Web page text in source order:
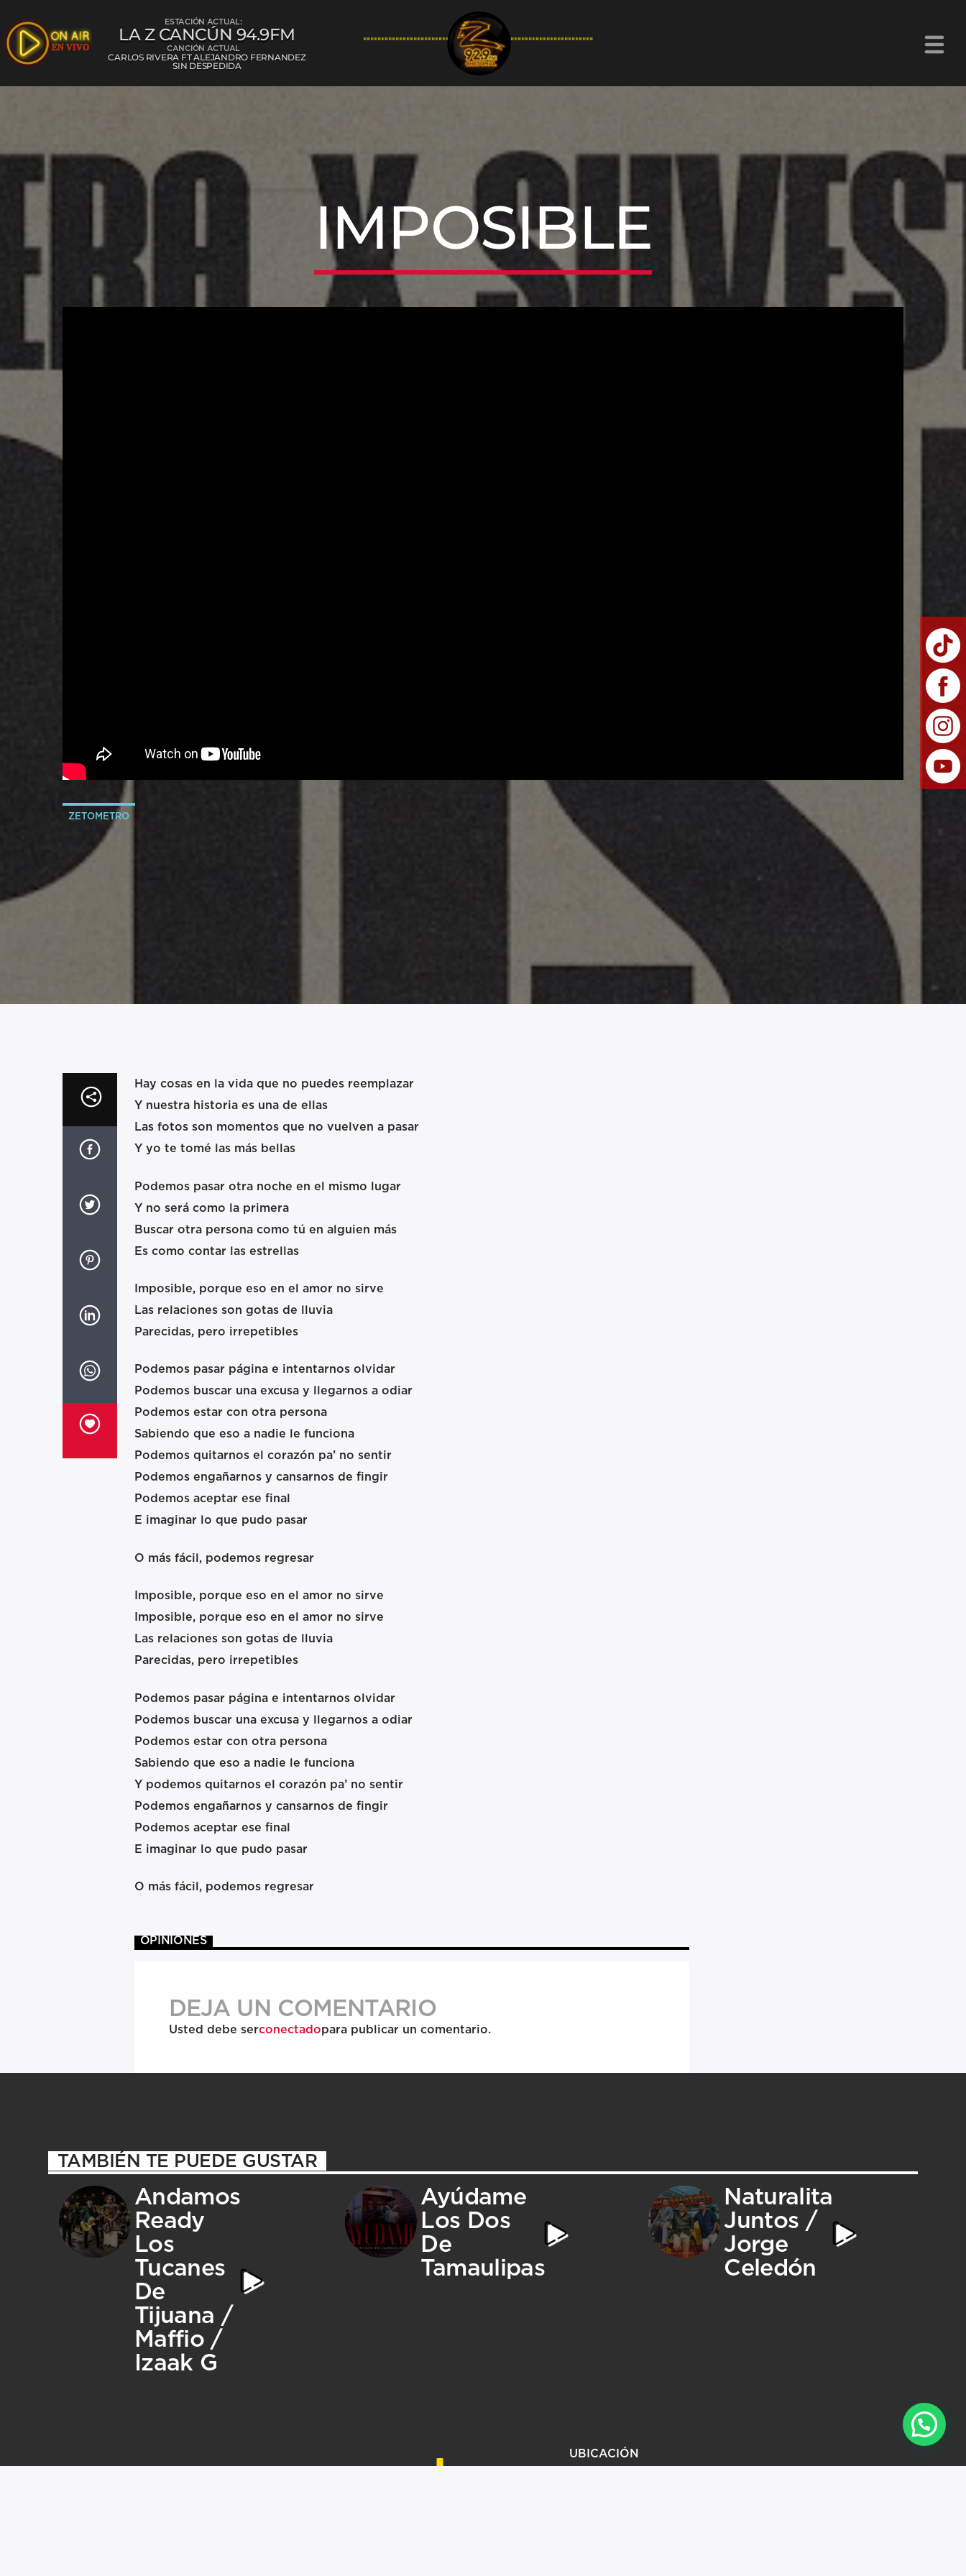
ESTACIÓN ACTUAL:
LA Z CANCÚN 94.9FM
CANCIÓN ACTUAL
CARLOS RIVERA FT ALEJANDRO FERNANDEZ
SIN DESPEDIDA
IMPOSIBLE
ZETOMETRO
Hay cosas en la vida que no puedes reemplazar
Y nuestra historia es una de ellas
Las fotos son momentos que no vuelven a pasar
Y yo te tomé las más bellas
Podemos pasar otra noche en el mismo lugar
Y no será como la primera
Buscar otra persona como tú en alguien más
Es como contar las estrellas
Imposible, porque eso en el amor no sirve
Las relaciones son gotas de lluvia
Parecidas, pero irrepetibles
Podemos pasar página e intentarnos olvidar
Podemos buscar una excusa y llegarnos a odiar
Podemos estar con otra persona
Sabiendo que eso a nadie le funciona
Podemos quitarnos el corazón pa’ no sentir
Podemos engañarnos y cansarnos de fingir
Podemos aceptar ese final
E imaginar lo que pudo pasar
O más fácil, podemos regresar
Imposible, porque eso en el amor no sirve
Imposible, porque eso en el amor no sirve
Las relaciones son gotas de lluvia
Parecidas, pero irrepetibles
Podemos pasar página e intentarnos olvidar
Podemos buscar una excusa y llegarnos a odiar
Podemos estar con otra persona
Sabiendo que eso a nadie le funciona
Y podemos quitarnos el corazón pa’ no sentir
Podemos engañarnos y cansarnos de fingir
Podemos aceptar ese final
E imaginar lo que pudo pasar
O más fácil, podemos regresar
OPINIONES
DEJA UN COMENTARIO
Usted debe serconectadopara publicar un comentario.
TAMBIÉN TE PUEDE GUSTAR
Andamos
Ready
Los
Tucanes
De
Tijuana /
Maffio /
Izaak G
Ayúdame
Los Dos
De
Tamaulipas
Naturalita
Juntos /
Jorge
Celedón
UBICACIÓN